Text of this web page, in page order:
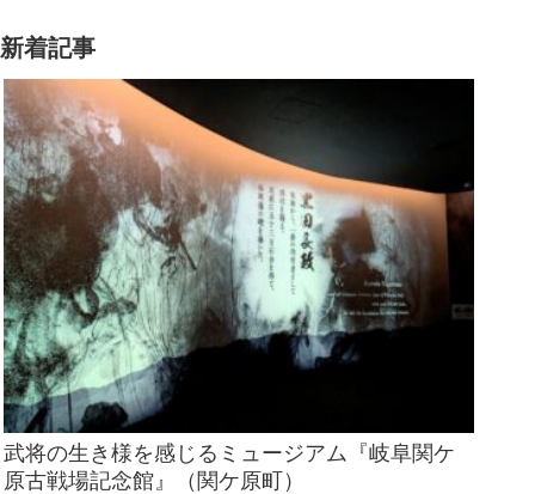
新着記事
武将の生き様を感じるミュージアム『岐阜関ケ
原古戦場記念館』（関ケ原町）